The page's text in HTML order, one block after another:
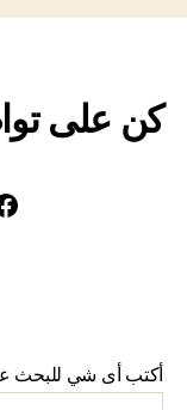
كن على
أكتب أى شي للبحث